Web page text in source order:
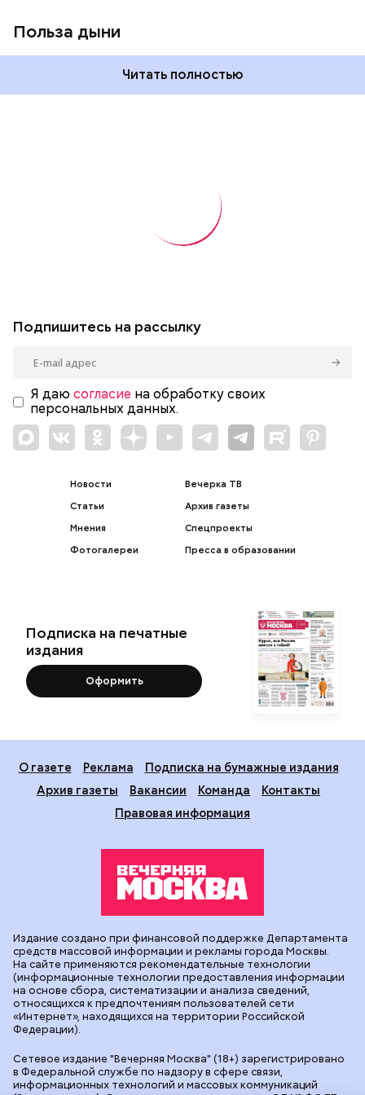
Польза дыни
Читать полностью
Подпишитесь на рассылку
Я даю согласие на обработку своих
персональных данных.
Новости
Статьи
Мнения
Фотогалереи
Вечерка ТВ
Архив газеты
Спецпроекты
Пресса в образовании
Подписка на печатные
издания
Оформить
О газете Реклама
Подписка на бумажные издания
Архив газеты
Вакансии Команда
Контакты
Правовая информация
Сетевое издание "Вечерняя Москва" (18+) зарегистрировано
в Федеральной службе по надзору в сфере связи,
информационных технологий и массовых коммуникаций
Издание создано при финансовой поддержке Департамента
средств массовой информации и рекламы города Москвы.
На сайте применяются рекомендательные технологии
(информационные технологии предоставления информации
на основе сбора, систематизации и анализа сведений,
относящихся к предпочтениям пользователей сети
«Интернет», находящихся на территории Российской
Федерации).